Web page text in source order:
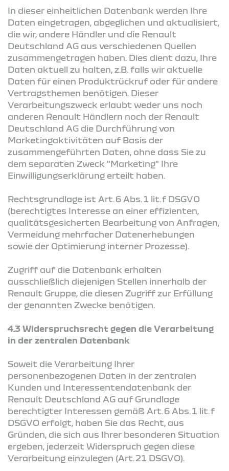
In dieser einheitlichen Datenbank werden Ihre
Daten eingetragen, abgeglichen und aktualisiert,
die wir, andere Händler und die Renault
Deutschland AG aus verschiedenen Quellen
zusammengetragen haben. Dies dient dazu, Ihre
Daten aktuell zu halten, z.B. falls wir aktuelle
Daten für einen Produktrückruf oder für andere
Vertragsthemen benötigen. Dieser
Verarbeitungszweck erlaubt weder uns noch
anderen Renault Händlern noch der Renault
Deutschland AG die Durchführung von
Marketingaktivitäten auf Basis der
zusammengeführten Daten, ohne dass Sie zu
dem separaten Zweck "Marketing" Ihre
Einwilligungserklärung erteilt haben.
Rechtsgrundlage ist Art. 6 Abs. 1 lit. f DSGVO
(berechtigtes Interesse an einer effizienten,
qualitätsgesicherten Bearbeitung von Anfragen,
Vermeidung mehrfacher Datenerhebungen
sowie der Optimierung interner Prozesse).
Zugriff auf die Datenbank erhalten
ausschließlich diejenigen Stellen innerhalb der
Renault Gruppe, die diesen Zugriff zur Erfüllung
der genannten Zwecke benötigen.
4.3 Widerspruchsrecht gegen die Verarbeitung
in der zentralen Datenbank
Soweit die Verarbeitung Ihrer
personenbezogenen Daten in der zentralen
Kunden und Interessentendatenbank der
Renault Deutschland AG auf Grundlage
berechtigter Interessen gemäß Art. 6 Abs. 1 lit. f
DSGVO erfolgt, haben Sie das Recht, aus
Gründen, die sich aus Ihrer besonderen Situation
ergeben, jederzeit Widerspruch gegen diese
Verarbeitung einzulegen (Art. 21 DSGVO).